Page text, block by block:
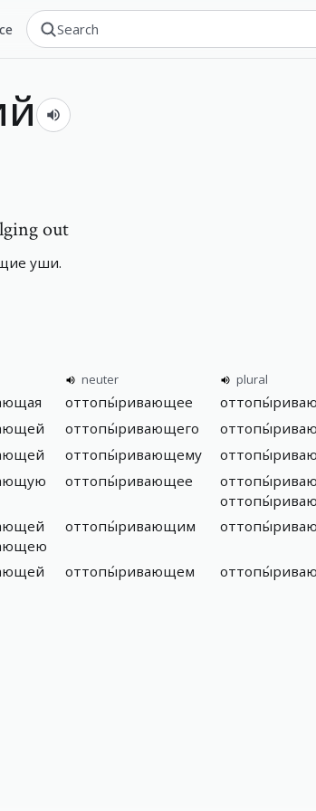
out
уши.
neuter
plural
оттопы́ривающее
оттопы́ривающего
оттопы́ривающему
оттопы́ривающее
оттопы́ривающим
оттопы́ривающем